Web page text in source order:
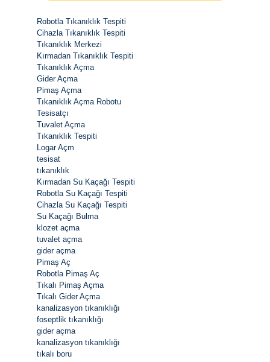
Robotla Tıkanıklık Tespiti
Cihazla Tıkanıklık Tespiti
Tıkanıklık Merkezi
Kırmadan Tıkanıklık Tespiti
Tıkanıklık Açma
Gider Açma
Pimaş Açma
Tıkanıklık Açma Robotu
Tesisatçı
Tuvalet Açma
Tıkanıklık Tespiti
Logar Açm
tesisat
tıkanıklık
Kırmadan Su Kaçağı Tespiti
Robotla Su Kaçağı Tespiti
Cihazla Su Kaçağı Tespiti
Su Kaçağı Bulma
klozet açma
tuvalet açma
gider açma
Pimaş Aç
Robotla Pimaş Aç
Tıkalı Pimaş Açma
Tıkalı Gider Açma
kanalizasyon tıkanıklığı
foseptlik tıkanıklığı
gider açma
kanalizasyon tıkanıklığı
tıkalı boru